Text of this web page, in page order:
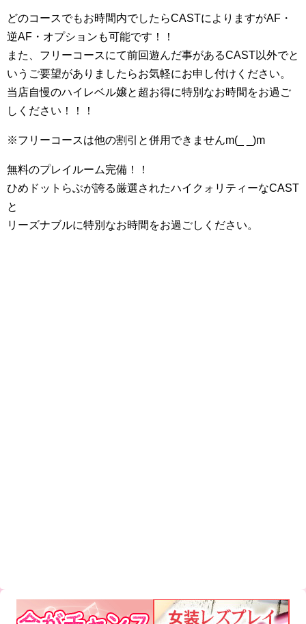
どのコースでもお時間内でしたらCASTによりますがAF・
逆AF・オプションも可能です！！
また、フリーコースにて前回遊んだ事があるCAST以外でと
いうご要望がありましたらお気軽にお申し付けください。
当店自慢のハイレベル嬢と超お得に特別なお時間をお過ご
しください！！！
※フリーコースは他の割引と併用できませんm(_ _)m
無料のプレイルーム完備！！
ひめドットらぶが誇る厳選されたハイクォリティーなCAST
と
リーズナブルに特別なお時間をお過ごしください。